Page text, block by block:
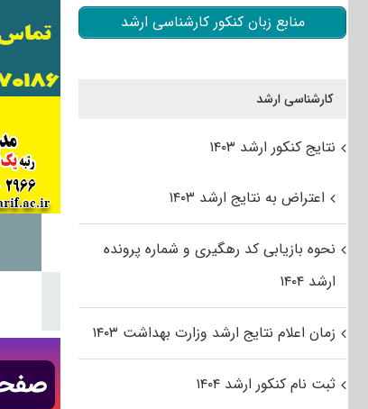
منابع زبان کنکور کارشناسی ارشد
کارشناسی ارشد
نتایج کنکور ارشد ۱۴۰۳
اعتراض به نتایج ارشد ۱۴۰۳
نحوه بازیابی کد رهگیری و شماره پرونده
ارشد ۱۴۰۴
زمان اعلام نتایج ارشد وزارت بهداشت ۱۴۰۳
ثبت نام کنکور ارشد ۱۴۰۴